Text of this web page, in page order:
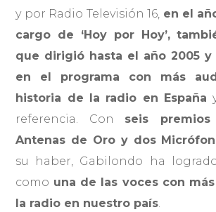
y por Radio Televisión 16, en el
cargo de ‘Hoy por Hoy’,
que dirigió hasta el año 2005
en el programa con más
historia de la radio en España
referencia. Con seis
Antenas de Oro y dos
su haber, Gabilondo ha
como una de las voces con
la radio en nuestro país.